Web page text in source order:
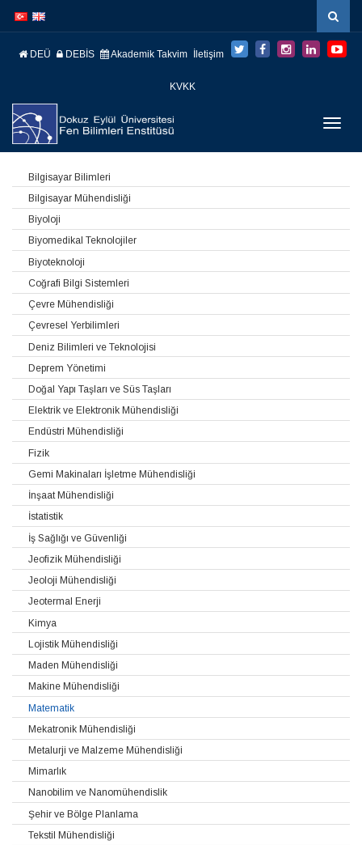
atla
atla
DEÜ DEBİS Akademik Takvim İletişim
KVKK
Bilgisayar Bilimleri
Bilgisayar Mühendisliği
Biyoloji
Biyomedikal Teknolojiler
Biyoteknoloji
Coğrafi Bilgi Sistemleri
Çevre Mühendisliği
Çevresel Yerbilimleri
Deniz Bilimleri ve Teknolojisi
Deprem Yönetimi
Doğal Yapı Taşları ve Süs Taşları
Elektrik ve Elektronik Mühendisliği
Endüstri Mühendisliği
Fizik
Gemi Makinaları İşletme Mühendisliği
İnşaat Mühendisliği
İstatistik
İş Sağlığı ve Güvenliği
Jeofizik Mühendisliği
Jeoloji Mühendisliği
Jeotermal Enerji
Kimya
Lojistik Mühendisliği
Maden Mühendisliği
Makine Mühendisliği
Matematik
Mekatronik Mühendisliği
Metalurji ve Malzeme Mühendisliği
Mimarlık
Nanobilim ve Nanomühendislik
Şehir ve Bölge Planlama
Tekstil Mühendisliği